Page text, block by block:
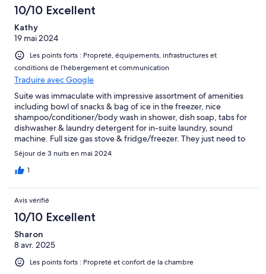
10/10 Excellent
Kathy
19 mai 2024
Les points forts : Propreté, équipements, infrastructures et
conditions de l’hébergement et communication
Traduire avec Google
Suite was immaculate with impressive assortment of amenities
including bowl of snacks & bag of ice in the freezer, nice
shampoo/conditioner/body wash in shower, dish soap, tabs for
dishwasher & laundry detergent for in-suite laundry, sound
machine. Full size gas stove & fridge/freezer. They just need to
figure out how to configure for a larger bed. A dark towel for
those of us with colored hair (oops) & hooks in the bathroom are
my only suggestions. This place is awesome if you’re ok with a
Séjour de 3 nuits en mai 2024
1
Avis vérifié
10/10 Excellent
Sharon
8 avr. 2025
Les points forts : Propreté et confort de la chambre